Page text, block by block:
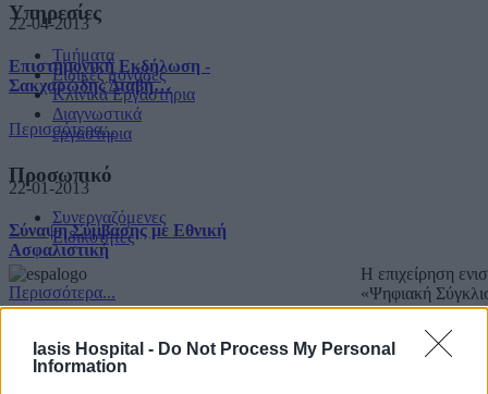
Iasis Hospital - Do Not Process My Personal
Information
22-04-2013
Επιστημονική Εκδήλωση -
Σακχαρώδης Διαβή…
Περισσότερα...
22-01-2013
Σύναψη Σύμβασης με Εθνική
Ασφαλιστική
Περισσότερα...
Υπηρεσίες
Τμήματα
Ειδικές μονάδες
Κλινικά Εργαστήρια
Διαγνωστικά
εργαστήρια
Προσωπικό
Συνεργαζόμενες
Ειδικότητες
Η επιχείρηση
«Ψηφιακή
«Με τη
Copyright IASIS. Powered by IMMKO.